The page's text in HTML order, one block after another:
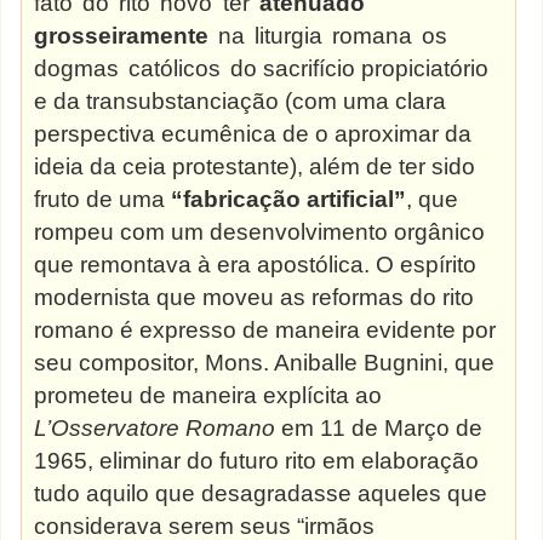
grosseiramente na liturgia romana os
dogmas católicos do sacrifício propiciatório
e da transubstanciação (com uma clara
perspectiva ecumênica de o aproximar da
ideia da ceia protestante), além de ter sido
fruto de uma “fabricação artificial”, que
rompeu com um desenvolvimento orgânico
que remontava à era apostólica. O espírito
modernista que moveu as reformas do rito
romano é expresso de maneira evidente por
seu compositor, Mons. Aniballe Bugnini, que
prometeu de maneira explícita ao
L’Osservatore Romanoem 11 de Março de
1965, eliminar do futuro rito em elaboração
tudo aquilo que desagradasse aqueles que
considerava serem seus “irmãos